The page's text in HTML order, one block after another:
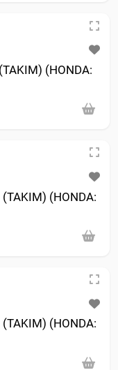
(HONDA:
(HONDA:
(HONDA: